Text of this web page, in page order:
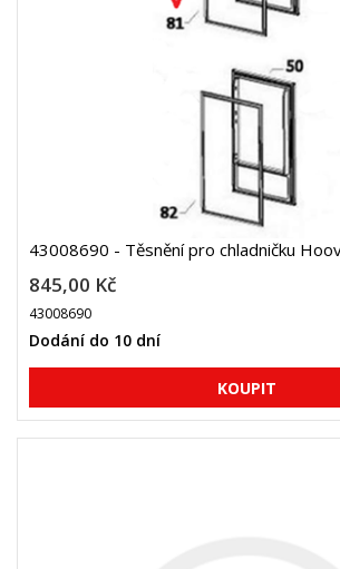
43008690 - Těsnění pro chladničku
845,00 Kč
43008690
Dodání do 10 dní